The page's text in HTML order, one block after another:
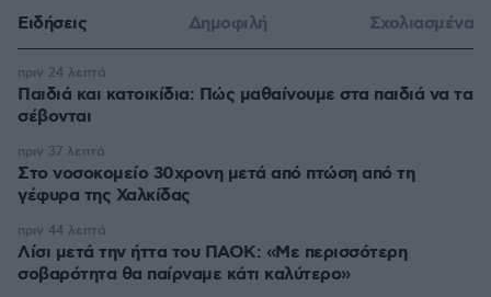
Ειδήσεις Δημοφιλή Σχολιασμένα
Παιδιά και κατοικίδια: Πώς μαθαίνουμε στα παιδιά να τα
σέβονται
πριν 24 λεπτά
Στο νοσοκομείο 30χρονη μετά από πτώση από τη
γέφυρα της Χαλκίδας
πριν 37 λεπτά
Λίσι μετά την ήττα του ΠΑΟΚ: «Με περισσότερη
σοβαρότητα θα παίρναμε κάτι καλύτερο»
πριν 44 λεπτά